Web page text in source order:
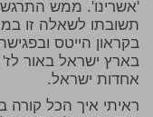
'אשרינו'. ממש
תשובתו לשאלה זו
בקראון הייטס
בארץ ישראל באור
אחדות ישראל.
ראיתי איך הכל קורה